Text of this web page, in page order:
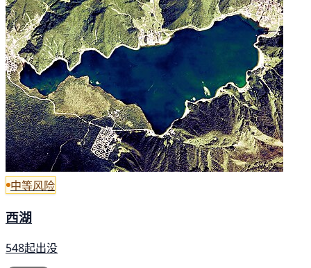
中等风险
西湖
548起出没